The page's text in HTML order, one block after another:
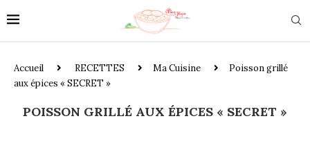
Accueil RECETTES Ma Cuisine
Poisson grillé
aux épices « SECRET »
POISSON GRILLÉ AUX ÉPICES « SECRET »